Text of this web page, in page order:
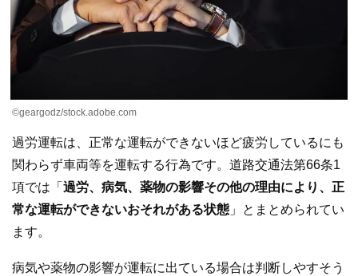
©geargodz/stock.adobe.com
過労運転は、正常な運転ができないほど疲労しているにも
関わらず車両等を運転する行為です。道路交通法第66条1
項では「 過労、病気、薬物の影響その他の理由により、正
常な運転ができないおそれがある状態 」とまとめられてい
ます。
病気や薬物の影響が運転に出ている場合は判断しやすそう